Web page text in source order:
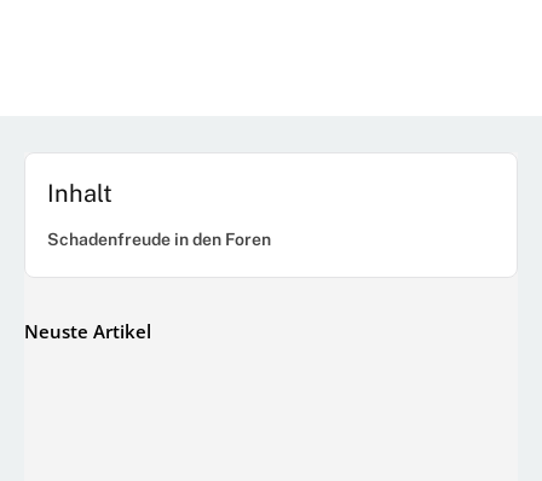
Inhalt
Schadenfreude in den Foren
Neuste Artikel